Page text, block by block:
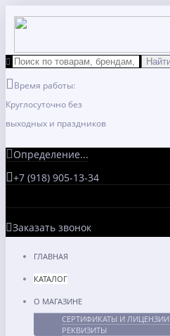
Время работы:
Круглосуточно без
выходных и праздников
Определение...
+7 (918) 905-13-34
Заказать звонок
ГЛАВНАЯ
КАТАЛОГ
О МАГАЗИНЕ
СЕРТИФИКАТЫ И ЛИЦЕНЗИИ
РЕКВИЗИТЫ